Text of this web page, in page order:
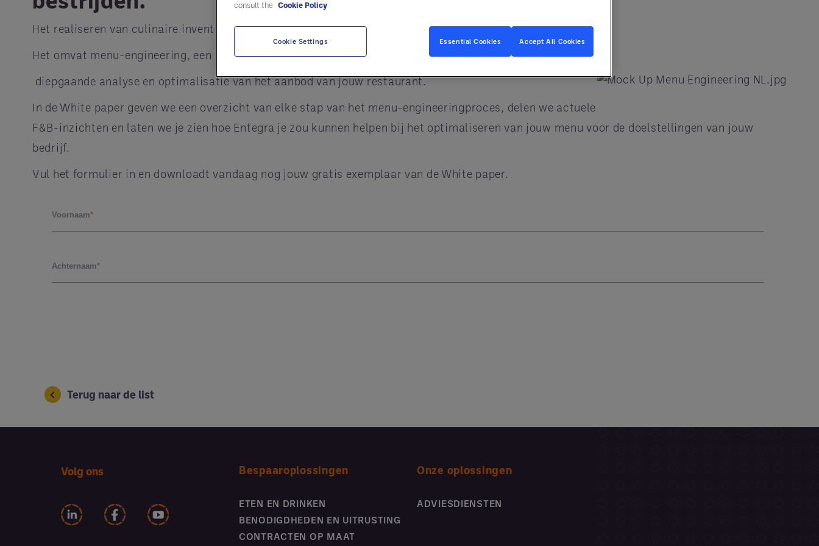
Het realiseren van culinaire inventiviteit is niet alles wat nodig is om het perfecte menu te creëren.
Het omvat menu-engineering, een
diepgaande analyse en optimalisatie van het aanbod van jouw restaurant.
In de White paper geven we een overzicht van elke stap van het menu-engineeringproces, delen we actuele
F&B-inzichten en laten we je zien hoe Entegra je zou kunnen helpen bij het optimaliseren van jouw menu voor de doelstellingen van jouw
bedrijf.
Vul het formulier in en downloadt vandaag nog jouw gratis exemplaar van de White paper.
Terug naar de list
Volg ons Bespaaroplossingen
ETEN EN DRINKEN
BENODIGDHEDEN EN UITRUSTING
CONTRACTEN OP MAAT
Onze oplossingen
ADVIESDIENSTEN
consult the Cookie Policy
Cookie Settings Essential Cookies Accept All Cookies